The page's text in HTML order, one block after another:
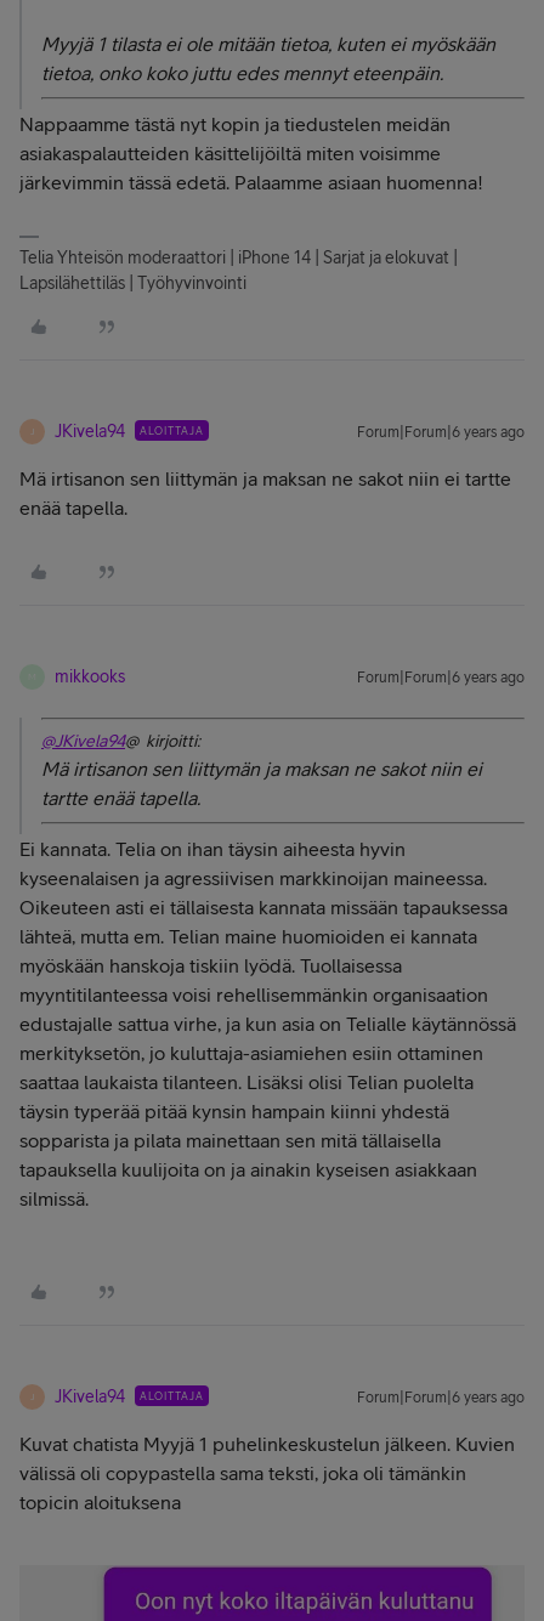
Myyjä 1 tilasta ei ole mitään tietoa, kuten ei myöskään
tietoa, onko koko juttu edes mennyt eteenpäin.
Nappaamme tästä nyt kopin ja tiedustelen meidän
asiakaspalautteiden käsittelijöiltä miten voisimme
järkevimmin tässä edetä. Palaamme asiaan huomenna!
Telia Yhteisön moderaattori | iPhone 14 | Sarjat ja elokuvat |
Lapsilähettiläs | Työhyvinvointi
J JKivela94 ALOITTAJA Forum|Forum|6 years ago
Mä irtisanon sen liittymän ja maksan ne sakot niin ei tartte
enää tapella.
mikkooks Forum|Forum|6 years ago
@JKivela94@ kirjoitti:
Mä irtisanon sen liittymän ja maksan ne sakot niin ei
tartte enää tapella.
Ei kannata. Telia on ihan täysin aiheesta hyvin
kyseenalaisen ja agressiivisen markkinoijan maineessa.
Oikeuteen asti ei tällaisesta kannata missään tapauksessa
lähteä, mutta em. Telian maine huomioiden ei kannata
myöskään hanskoja tiskiin lyödä. Tuollaisessa
myyntitilanteessa voisi rehellisemmänkin organisaation
edustajalle sattua virhe, ja kun asia on Telialle käytännössä
merkityksetön, jo kuluttaja-asiamiehen esiin ottaminen
saattaa laukaista tilanteen. Lisäksi olisi Telian puolelta
täysin typerää pitää kynsin hampain kiinni yhdestä
sopparista ja pilata mainettaan sen mitä tällaisella
tapauksella kuulijoita on ja ainakin kyseisen asiakkaan
silmissä.
J JKivela94 ALOITTAJA Forum|Forum|6 years ago
Kuvat chatista Myyjä 1 puhelinkeskustelun jälkeen. Kuvien
välissä oli copypastella sama teksti, joka oli tämänkin
topicin aloituksena